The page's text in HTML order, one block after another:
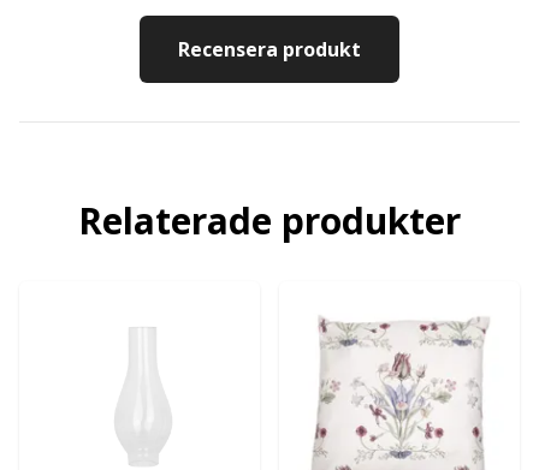
Recensera produkt
Relaterade produkter